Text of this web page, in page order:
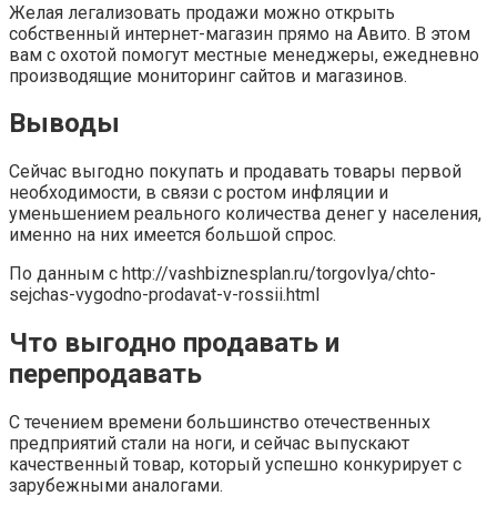
Желая легализовать продажи можно открыть
собственный интернет-магазин прямо на Авито. В этом
вам с охотой помогут местные менеджеры, ежедневно
производящие мониторинг сайтов и магазинов.
Выводы
Сейчас выгодно покупать и продавать товары первой
необходимости, в связи с ростом инфляции и
уменьшением реального количества денег у населения,
именно на них имеется большой спрос.
По данным с http://vashbiznesplan.ru/torgovlya/chto-
sejchas-vygodno-prodavat-v-rossii.html
Что выгодно продавать и
перепродавать
С течением времени большинство отечественных
предприятий стали на ноги, и сейчас выпускают
качественный товар, который успешно конкурирует с
зарубежными аналогами.